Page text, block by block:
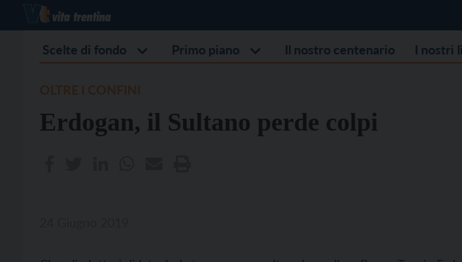
Scelte di fondo Primo piano Il nostro centenario I nostri
Erdogan, il Sultano perde colpi